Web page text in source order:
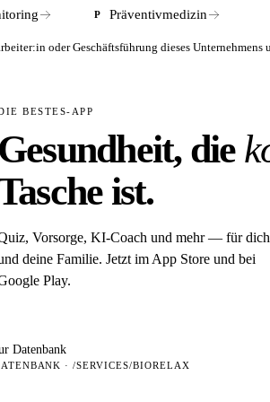
P Präventivmedizin
oder Geschäftsführung dieses Unternehmens
BESTES-APP
Gesundheit, die
ist.
Vorsorge, KI-Coach und mehr — für dich
deine Familie. Jetzt im App Store und bei
Play.
Datenbank
· /SERVICES/BIORELAX